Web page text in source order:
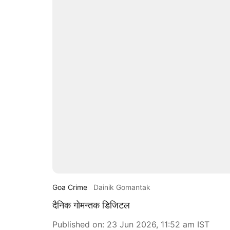
Goa Crime Dainik Gomantak
दैनिक गोमन्तक डिजिटल
Published on: 23 Jun 2026, 11:52 am IST